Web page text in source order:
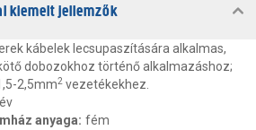
kiemelt jellemzők
kábelek lecsupaszítására alkalmas,
dobozokhoz történő alkalmazáshoz;
2,5mm2 vezetékekhez.
anyaga: fém